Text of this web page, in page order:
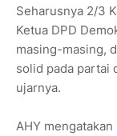
Seharusnya 2/3
Ketua DPD
masing-masing,
solid pada partai
ujarnya.
AHY